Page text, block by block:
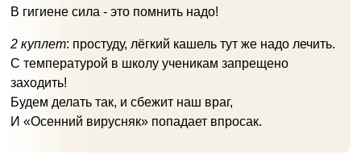
В гигиене сила - это помнить надо!
2 куплет: простуду, лёгкий кашель тут же надо лечить.
С температурой в школу ученикам запрещено
заходить!
Будем делать так, и сбежит наш враг,
И «Осенний вирусняк» попадает впросак.